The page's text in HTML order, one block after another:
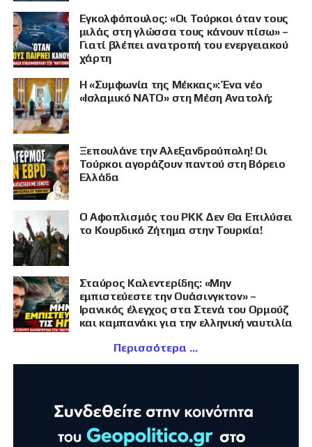
Εγκολφόπουλος: «Οι Τούρκοι όταν τους
μιλάς στη γλώσσα τους κάνουν πίσω» –
Γιατί βλέπει ανατροπή του ενεργειακού
χάρτη
Η «Συμφωνία της Μέκκας»: Ένα νέο
«Ισλαμικό ΝΑΤΟ» στη Μέση Ανατολή;
Ξεπουλάνε την Αλεξανδρούπολη! Οι
Τούρκοι αγοράζουν παντού στη Βόρειο
Ελλάδα
Ο Αφοπλισμός του PKK Δεν Θα Επιλύσει
το Κουρδικό Ζήτημα στην Τουρκία!
Σταύρος Καλεντερίδης: «Μην
εμπιστεύεστε την Ουάσινγκτον» –
Ιρανικός έλεγχος στα Στενά του Ορμούζ
και καμπανάκι για την ελληνική ναυτιλία
Περισσότερα